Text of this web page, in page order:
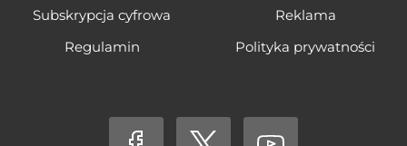
Subskrypcja cyfrowa
Reklama
Regulamin
Polityka prywatności